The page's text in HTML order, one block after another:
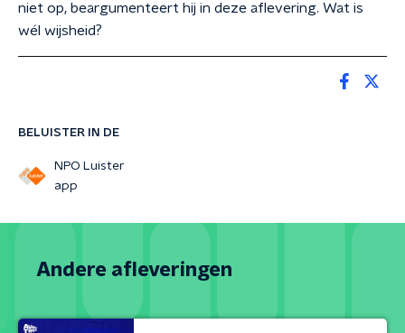
BELUISTER IN DE
NPO Luister
app
niet op, beargumenteert hij in deze aflevering. Wat is
wél wijsheid?
Andere afleveringen